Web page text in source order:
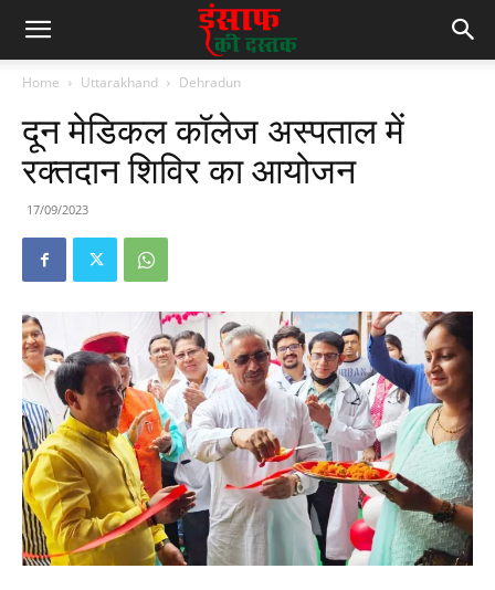
Home Uttarakhand Dehradun
दून मेडिकल कॉलेज अस्पताल में
रक्तदान शिविर का आयोजन
17/09/2023